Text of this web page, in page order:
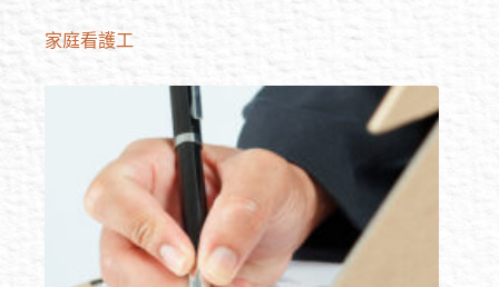
家庭看護工